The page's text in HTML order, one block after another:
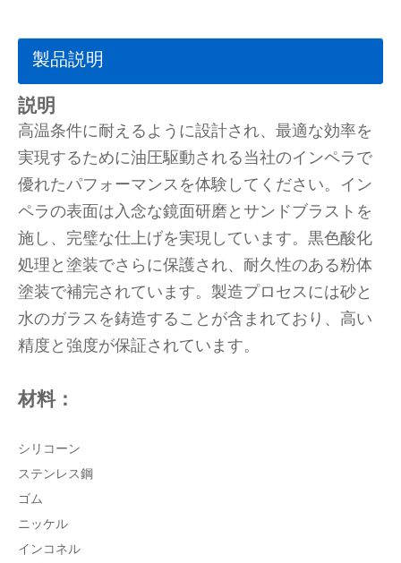
製品説明
説明
高温条件に耐えるように設計され、最適な効率を
実現するために油圧駆動される当社のインペラで
優れたパフォーマンスを体験してください。イン
ペラの表面は入念な鏡面研磨とサンドブラストを
施し、完璧な仕上げを実現しています。黒色酸化
処理と塗装でさらに保護され、耐久性のある粉体
塗装で補完されています。製造プロセスには砂と
水のガラスを鋳造することが含まれており、高い
精度と強度が保証されています。
材料：
シリコーン
ステンレス鋼
ゴム
ニッケル
インコネル